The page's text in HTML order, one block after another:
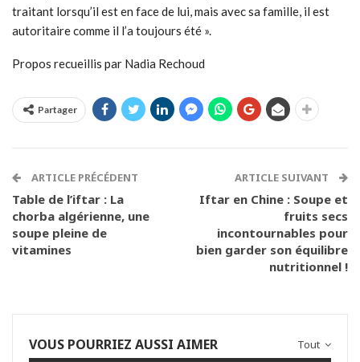
traitant lorsqu’il est en face de lui, mais avec sa famille, il est
autoritaire comme il l’a toujours été ».
Propos recueillis par Nadia Rechoud
Partager
ARTICLE PRÉCÉDENT
Table de l’iftar : La
chorba algérienne, une
soupe pleine de
vitamines
ARTICLE SUIVANT
Iftar en Chine : Soupe et
fruits secs
incontournables pour
bien garder son équilibre
nutritionnel !
Tout
VOUS POURRIEZ AUSSI AIMER